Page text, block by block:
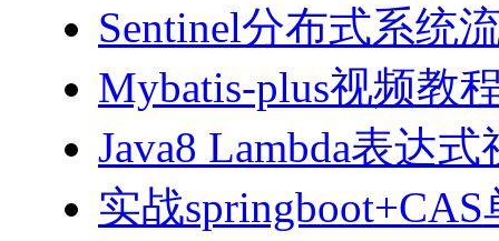
Sentinel分布式系统
Mybatis-plus视频教
Java8 Lambda表达
实战